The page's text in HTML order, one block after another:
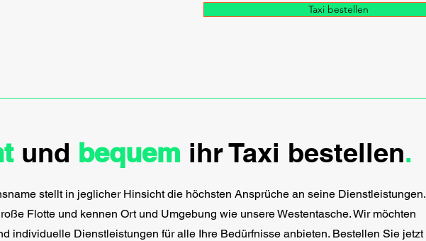
Taxi bestellen
und bequem ihr Taxi bestellen.
stellt in jeglicher Hinsicht die höchsten Ansprüche an seine Dienstleistungen.
Flotte und kennen Ort und Umgebung wie unsere Westentasche. Wir möchten
individuelle Dienstleistungen für alle Ihre Bedürfnisse anbieten. Bestellen Sie jetzt